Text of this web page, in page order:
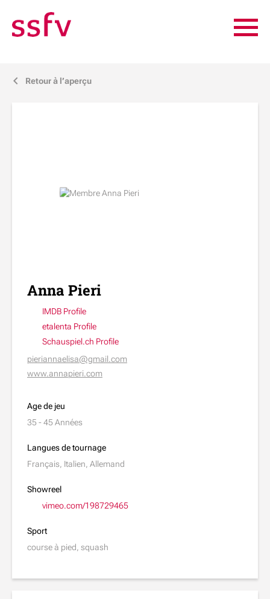
j Retour à l’aperçu
Anna Pieri
IMDB Profile
etalenta Profile
Schauspiel.ch Profile
pieriannaelisa@gmail.com
www.annapieri.com
Age de jeu
35 - 45 Années
Langues de tournage
Français, Italien, Allemand
Showreel
vimeo.com/198729465
Sport
course à pied, squash